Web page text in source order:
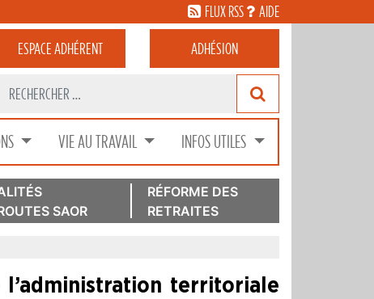
FLUX RSS AIDE
ESPACEADHÉRENT ADHÉSION
VIE AU TRAVAIL INFOS UTILES
SAOR
RÉFORME DES
RETRAITES
territoriale